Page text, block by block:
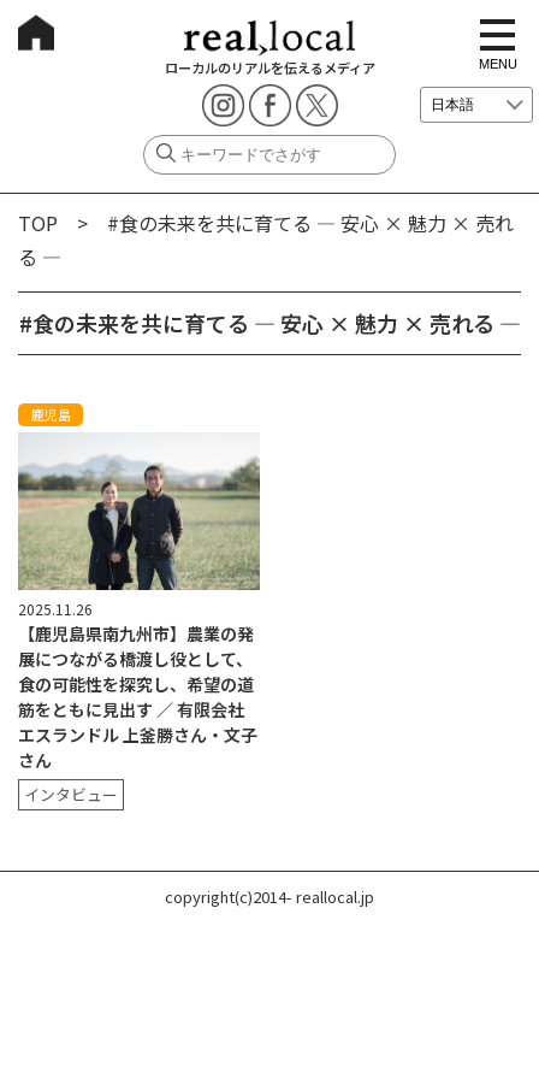
ローカルのリアルを伝えるメディア
t
o
g
g
e
i
a
MENU
TOP > #食の未来を共に育てる ― 安心 × 魅力 × 売れ
る ―
#食の未来を共に育てる ― 安心 × 魅力 × 売れる ―
鹿児島
2025.11.26
【鹿児島県南九州市】農業の発
展につながる橋渡し役として、
食の可能性を探究し、希望の道
筋をともに見出す ／ 有限会社
エスランドル 上釜勝さん・文子
さん
インタビュー
copyright(c)2014- reallocal.jp